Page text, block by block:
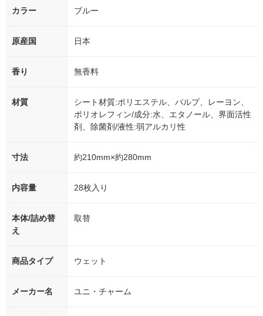
カラー ブルー
原産国 日本
香り 無香料
材質
シート材質:ポリエステル、パルプ、レーヨン、
ポリオレフィン/成分:水、エタノール、界面活性
剤、除菌剤/液性:弱アルカリ性
寸法 約210mm×約280mm
内容量 28枚入り
本体/詰め替
え
取替
商品タイプ ウェット
メーカー名 ユニ・チャーム